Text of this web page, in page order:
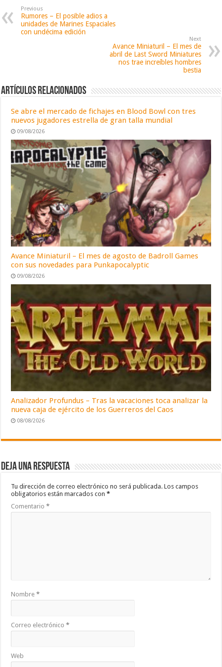
Previous
Rumores – El posible adios a
unidades de Marines Espaciales
con undécima edición
Next
Avance Miniaturil – El mes de
abril de Last Sword Miniatures
nos trae increíbles hombres
bestia
Artículos relacionados
Se abre el mercado de fichajes en Blood Bowl con tres
nuevos jugadores estrella de gran talla mundial
09/08/2026
Avance Miniaturil – El mes de agosto de Badroll Games
con sus novedades para Punkapocalyptic
09/08/2026
Analizador Profundus – Tras la vacaciones toca analizar la
nueva caja de ejército de los Guerreros del Caos
08/08/2026
Deja una respuesta
Tu dirección de correo electrónico no será publicada. Los campos
obligatorios están marcados con*
Comentario*
Nombre*
Correo electrónico*
Web